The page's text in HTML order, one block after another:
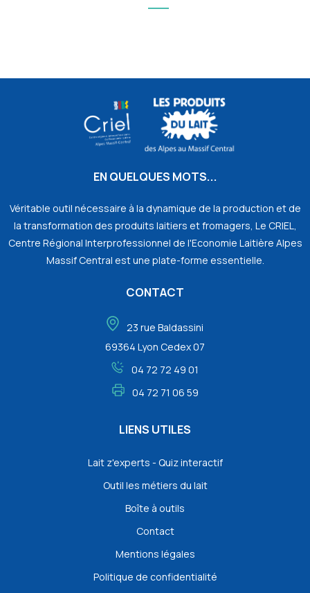
EN QUELQUES MOTS...
Véritable outil nécessaire à la dynamique de la production et de
la transformation des produits laitiers et fromagers, Le CRIEL,
Centre Régional Interprofessionnel de l'Economie Laitière Alpes
Massif Central est une plate-forme essentielle.
CONTACT
23 rue Baldassini
69364 Lyon Cedex 07
04 72 72 49 01
04 72 71 06 59
LIENS UTILES
Lait z'experts - Quiz interactif
Outil les métiers du lait
Boîte à outils
Contact
Mentions légales
Politique de confidentialité